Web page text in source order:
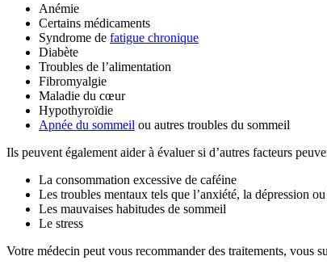
Anémie
Certains médicaments
Syndrome de fatigue chronique
Diabète
Troubles de l’alimentation
Fibromyalgie
Maladie du cœur
Hypothyroïdie
Apnée du sommeil ou autres troubles du sommeil
Ils peuvent également aider à évaluer si d’autres facteurs
La consommation excessive de caféine
Les troubles mentaux tels que l’anxiété, la dépression
Les mauvaises habitudes de sommeil
Le stress
Votre médecin peut vous recommander des traitements, vous